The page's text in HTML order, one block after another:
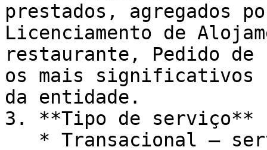
prestados, agregados
Licenciamento de
restaurante, Pedido
os mais significativos
da entidade.
3. **Tipo de serviço**